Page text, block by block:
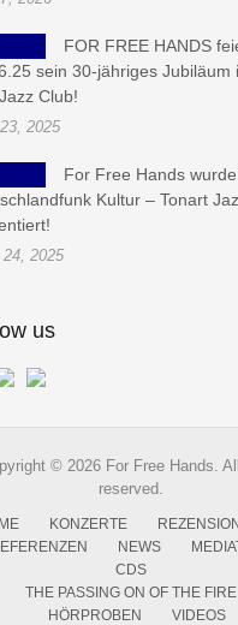
FOR FREE HANDS
sein 30-jähriges Jubiläum
Club!
2025
For Free Hands
Kultur – Tonart
2025
us
© 2026 For Free Hands.
reserved.
KONZERTE
NEWS
CDS
THE PASSING ON OF THE FIRE
HÖRPROBEN
VIDEOS